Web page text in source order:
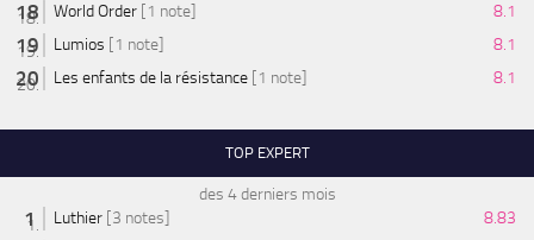
World Order [1 note]
8.1
Lumios [1 note]
8.1
Les enfants de la résistance [1 note] 8.1
TOP EXPERT
des 4 derniers mois
Luthier [3 notes]
8.83